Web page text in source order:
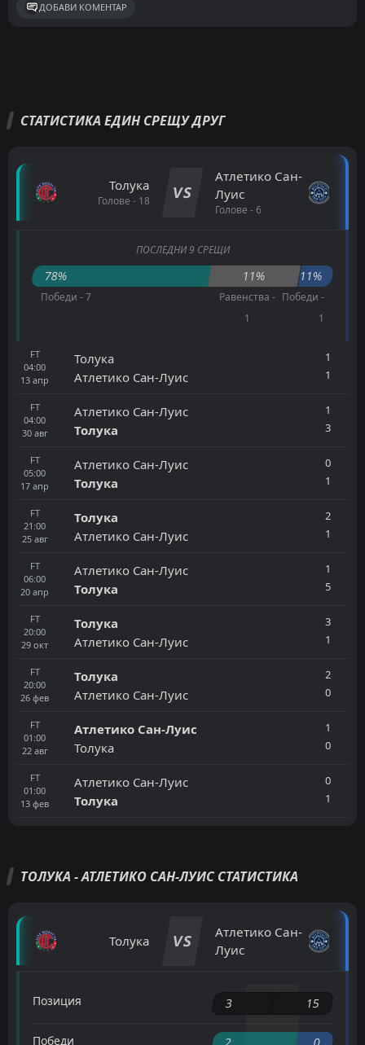
ДОБАВИ КОМЕНТАР
СТАТИСТИКА ЕДИН СРЕЩУ ДРУГ
Толука
Голове - 18 VS
Атлетико Сан-
Луис
Голове - 6
ПОСЛЕДНИ 9 СРЕЩИ
78% 11% 11%
Победи - 7
Равенства -
1
Победи -
1
FT
04:00
13 апр
Толука
Атлетико Сан-Луис
1
1
FT
04:00
30 авг
Атлетико Сан-Луис
Толука
1
3
FT
05:00
17 апр
Атлетико Сан-Луис
Толука
0
1
FT
21:00
25 авг
Толука
Атлетико Сан-Луис
2
1
FT
06:00
20 апр
Атлетико Сан-Луис
Толука
1
5
FT
20:00
29 окт
Толука
Атлетико Сан-Луис
3
1
FT
20:00
26 фев
Толука
Атлетико Сан-Луис
2
0
FT
01:00
22 авг
Атлетико Сан-Луис
Толука
1
0
FT
01:00
13 фев
Атлетико Сан-Луис
Толука
0
1
ТОЛУКА - АТЛЕТИКО САН-ЛУИС СТАТИСТИКА
Толука VS
Атлетико Сан-
Луис
Позиция 3 15
Победи